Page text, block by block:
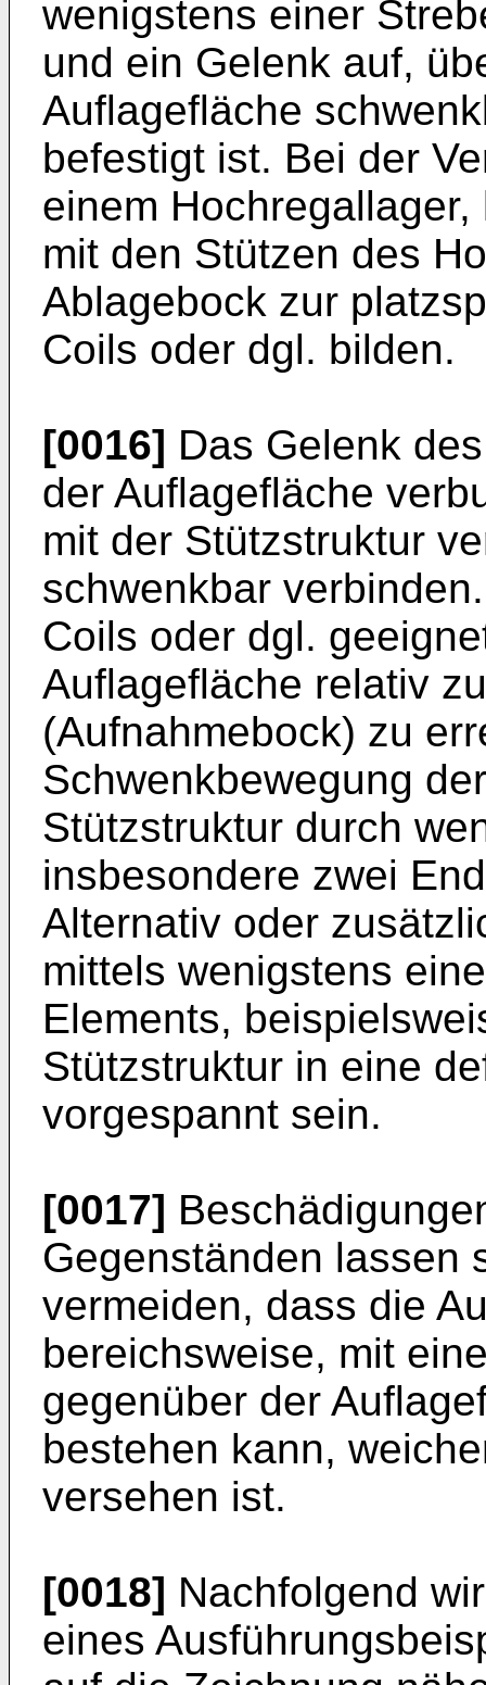
wenigstens einer
und ein Gelenk auf,
Auflagefläche
befestigt ist. Bei der
einem
mit den Stützen des
Ablagebock zur
Coils oder dgl. bilden.
[0016] Das Gelenk
der Auflagefläche
mit der Stützstruktur
schwenkbar
Coils oder dgl.
Auflagefläche relativ
(Aufnahmebock) zu
Schwenkbewegung
Stützstruktur durch
insbesondere zwei
Alternativ oder
mittels wenigstens
Elements,
Stützstruktur in eine
vorgespannt sein.
[0017]
Gegenständen lassen
vermeiden, dass die
bereichsweise, mit
gegenüber der
bestehen kann,
versehen ist.
[0018] Nachfolgend
eines